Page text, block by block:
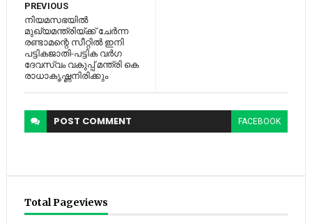
PREVIOUS
നിയമസഭയില്‍
മുഖ്യമന്ത്രിയ്ക്ക് ചേര്‍ന്ന
രണ്ടാമന്റെ സീറ്റില്‍ ഇനി
പട്ടികജാതി-പട്ടിക വര്‍ഗ
ദേവസ്വം വകുപ്പ് മന്ത്രി കെ
രാധാകൃഷ്ണനിരിക്കും
POST COMMENT FACEBOOK
Total Pageviews